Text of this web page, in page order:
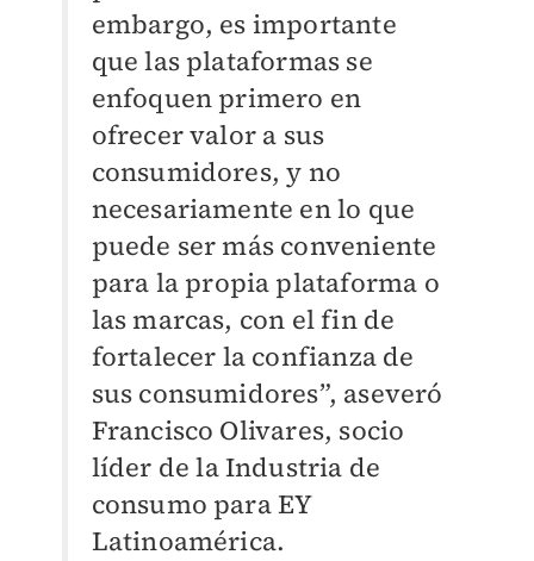
embargo, es importante
que las plataformas se
enfoquen primero en
ofrecer valor a sus
consumidores, y no
necesariamente en lo que
puede ser más conveniente
para la propia plataforma o
las marcas, con el fin de
fortalecer la confianza de
sus consumidores”, aseveró
Francisco Olivares, socio
líder de la Industria de
consumo para EY
Latinoamérica.